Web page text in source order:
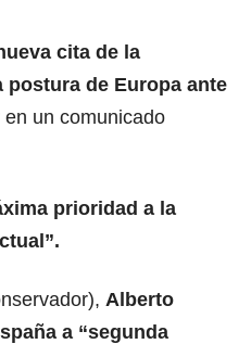
cita de la
postura de Europa ante
un comunicado
prioridad a la
Alberto
a “segunda